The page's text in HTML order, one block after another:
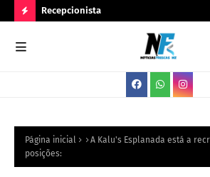
O
V
A
Recepcionista
Página inicial
A Kalu's Esplanada está a
posições: